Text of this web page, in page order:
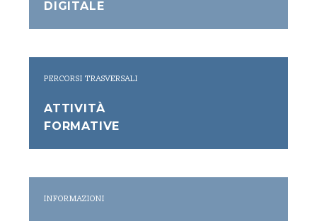
DIGITALE
PERCORSI TRASVERSALI
ATTIVITÀ
FORMATIVE
INFORMAZIONI